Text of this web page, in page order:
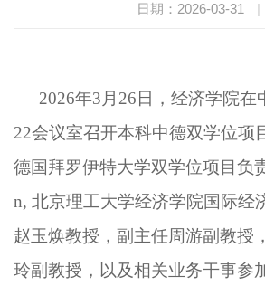
日期：2026-03-31 |
2026年3月26日，经济学院在
22会议室召开本科中德双学位项
德国拜罗伊特大学双学位项目负
n, 北京理工大学经济学院国际经
赵玉焕教授，副主任周游副教授
玲副教授，以及相关业务干事参